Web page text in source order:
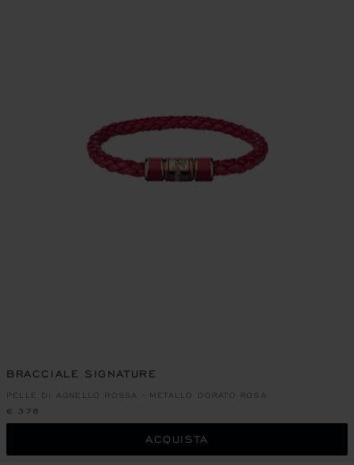
BRACCIALE SIGNATURE
PELLE DI AGNELLO ROSSA - METALLO DORATO ROSA
€ 378
ACQUISTA